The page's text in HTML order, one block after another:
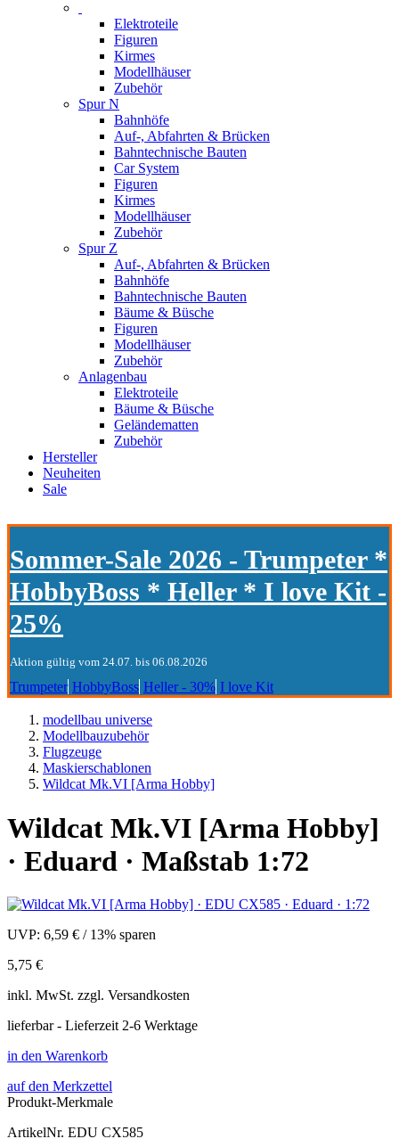
Elektroteile
Figuren
Kirmes
Modellhäuser
Zubehör
Spur N
Bahnhöfe
Auf-, Abfahrten & Brücken
Bahntechnische Bauten
Car System
Figuren
Kirmes
Modellhäuser
Zubehör
Spur Z
Auf-, Abfahrten & Brücken
Bahnhöfe
Bahntechnische Bauten
Bäume & Büsche
Figuren
Modellhäuser
Zubehör
Anlagenbau
Elektroteile
Bäume & Büsche
Geländematten
Zubehör
Hersteller
Neuheiten
Sale
Sommer-Sale 2026 - Trumpeter *
HobbyBoss * Heller * I love Kit -
25%
Aktion gültig vom 24.07. bis 06.08.2026
Trumpeter HobbyBoss Heller - 30% I love Kit
modellbau universe
Modellbauzubehör
Flugzeuge
Maskierschablonen
Wildcat Mk.VI [Arma Hobby]
Wildcat Mk.VI [Arma Hobby]
· Eduard · Maßstab 1:72
UVP: 6,59 € / 13% sparen
5,75 €
inkl. MwSt. zzgl. Versandkosten
lieferbar - Lieferzeit 2-6 Werktage
in den Warenkorb
auf den Merkzettel
Produkt-Merkmale
ArtikelNr. EDU CX585